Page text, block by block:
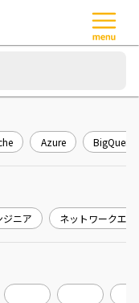
Azure BigQuery
ジニア ネットワークエ